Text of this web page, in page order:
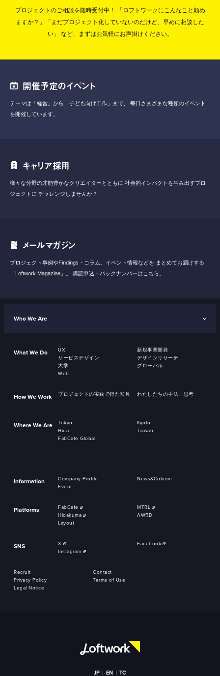
プロジェクトのご相談を随時受付中！
「ロフトワークにこんなこと頼め
ますか？」「まだプロジェクト化していないのだけど、早めに相談した
い」
など、まずはお気軽にお声掛けください。
開催予定のイベント
テーマは「経営」から「子ども向け工作」まで、
毎日さまざまな種類のイベント
を開催しています。
キャリア採用
様々な分野の才能豊かなクリエイターとともに 社会的インパクトを生み出すプロ
ジェクトに チャレンジしませんか？
メールマガジン
プロジェクト事例やFindings・コラム、イベント情報などを まとめてお届けする
「Loftwork Magazine」。
購読申込・バックナンバーはこちら。
Who We Are
What We Do UX
新規事業開発
サービスデザイン
デザインリサーチ
大学
グローバル
Web
How We Work プロジェクトの実践で得た知見 わたしたちの手法・思考
Where We Are Tokyo
Kyoto
Hida
Taiwan
FabCafe Global
Information Company Profile
News&Column
Event
Platforms FabCafe
MTRL
Hidakuma
AWRD
Layout
SNS X
Facebook
Instagram
Recruit
Contact
Privacy Policy
Terms of Use
Legal Notice
JP EN TC